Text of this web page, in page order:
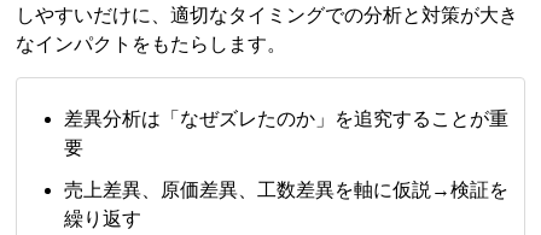
しやすいだけに、適切なタイミングでの分析と対策が大き
なインパクトをもたらします。
差異分析は「なぜズレたのか」を追究することが重
要
売上差異、原価差異、工数差異を軸に仮説→検証を
繰り返す